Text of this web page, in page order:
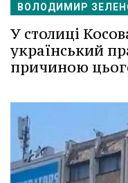
ВОЛОДИМИР
У столиці
український
причиною